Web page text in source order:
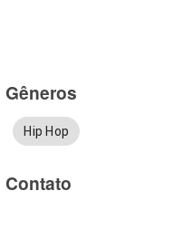
Gêneros
Hip Hop
Contato